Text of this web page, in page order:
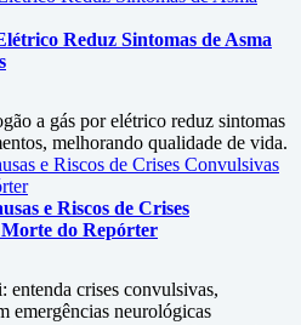
Reduz Sintomas de Asma
a gás por elétrico reduz sintomas
melhorando qualidade de vida.
e Riscos de Crises
do Repórter
crises convulsivas,
emergências neurológicas